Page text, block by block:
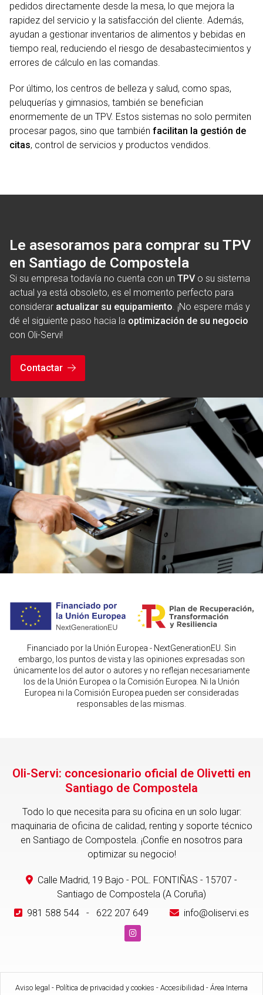
pedidos directamente desde la mesa, lo que mejora la
rapidez del servicio y la satisfacción del cliente. Además,
ayudan a gestionar inventarios de alimentos y bebidas en
tiempo real, reduciendo el riesgo de desabastecimientos y
errores de cálculo en las comandas.
Por último, los centros de belleza y salud, como spas,
peluquerías y gimnasios, también se benefician
enormemente de un TPV. Estos sistemas no solo permiten
procesar pagos, sino que también facilitan la gestión de
citas, control de servicios y productos vendidos.
Le asesoramos para comprar su TPV
en Santiago de Compostela
Si su empresa todavía no cuenta con un TPV o su sistema
actual ya está obsoleto, es el momento perfecto para
considerar actualizar su equipamiento. ¡No espere más y
dé el siguiente paso hacia la optimización de su negocio
con Oli-Servi!
Contactar
Financiado por la Unión Europea - NextGenerationEU. Sin
embargo, los puntos de vista y las opiniones expresadas son
únicamente los del autor o autores y no reflejan necesariamente
los de la Unión Europea o la Comisión Europea. Ni la Unión
Europea ni la Comisión Europea pueden ser consideradas
responsables de las mismas.
Oli-Servi: concesionario oficial de Olivetti en
Santiago de Compostela
Todo lo que necesita para su oficina en un solo lugar:
maquinaria de oficina de calidad, renting y soporte técnico
en Santiago de Compostela. ¡Confíe en nosotros para
optimizar su negocio!
Calle Madrid, 19 Bajo - POL. FONTIÑAS - 15707 -
Santiago de Compostela (A Coruña)
981 588 544
- 622 207 649 info@oliservi.es
Aviso legal - Política de privacidad y cookies - Accesibilidad - Área Interna